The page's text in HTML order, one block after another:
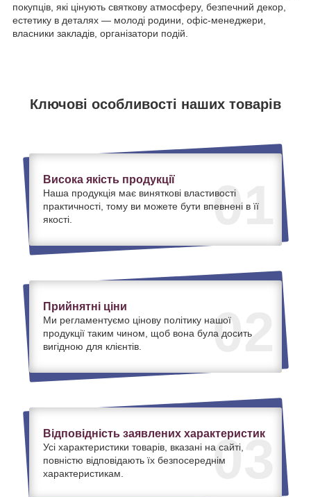
покупців, які цінують святкову атмосферу, безпечний декор,
естетику в деталях — молоді родини, офіс-менеджери,
власники закладів, організатори подій.
Ключові особливості наших товарів
01
Висока якість продукції
Наша продукція має виняткові властивості
практичності, тому ви можете бути впевнені в її
якості.
02
Прийнятні ціни
Ми регламентуємо цінову політику нашої
продукції таким чином, щоб вона була досить
вигідною для клієнтів.
03
Відповідність заявлених характеристик
Усі характеристики товарів, вказані на сайті,
повністю відповідають їх безпосереднім
характеристикам.